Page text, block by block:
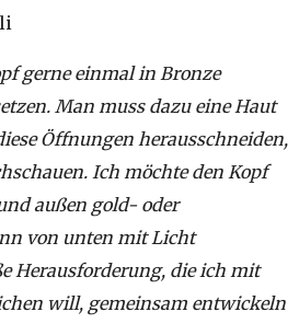
gerne einmal in Bronze
Man muss dazu eine Haut
Öffnungen herausschneiden,
Ich möchte den Kopf
außen gold- oder
von unten mit Licht
Herausforderung, die ich mit
will, gemeinsam entwickeln